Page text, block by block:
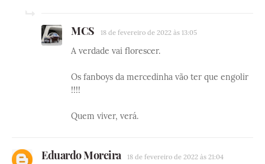
MCS 18 de fevereiro de 2022 às 13:05
A verdade vai florescer.
Os fanboys da mercedinha vão ter que engolir
!!!!
Quem viver, verá.
Eduardo Moreira 18 de fevereiro de 2022 às 21:04